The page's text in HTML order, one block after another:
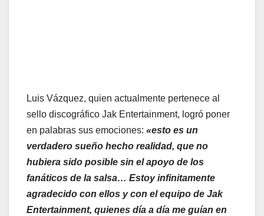
Luis Vázquez, quien actualmente pertenece al
sello discográfico Jak Entertainment, logró poner
en palabras sus emociones: «esto es un
verdadero sueño hecho realidad, que no
hubiera sido posible sin el apoyo de los
fanáticos de la salsa… Estoy infinitamente
agradecido con ellos y con el equipo de Jak
Entertainment, quienes día a día me guían en